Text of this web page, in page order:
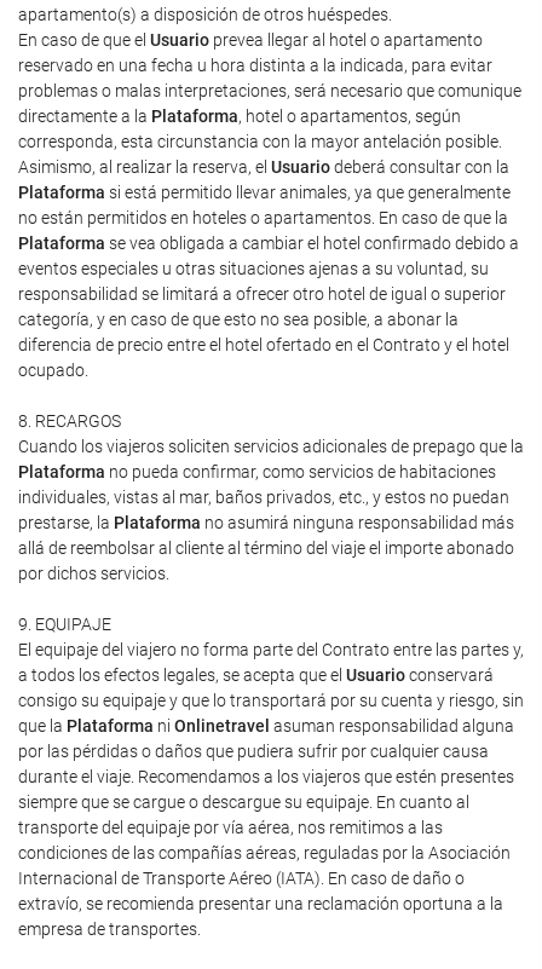
apartamento(s) a disposición de otros huéspedes.
En caso de que el Usuario prevea llegar al hotel o apartamento
reservado en una fecha u hora distinta a la indicada, para evitar
problemas o malas interpretaciones, será necesario que comunique
directamente a la Plataforma, hotel o apartamentos, según
corresponda, esta circunstancia con la mayor antelación posible.
Asimismo, al realizar la reserva, el Usuariodeberá consultar con la
Plataforma si está permitido llevar animales, ya que generalmente
no están permitidos en hoteles o apartamentos. En caso de que la
Plataforma se vea obligada a cambiar el hotel confirmado debido a
eventos especiales u otras situaciones ajenas a su voluntad, su
responsabilidad se limitará a ofrecer otro hotel de igual o superior
categoría, y en caso de que esto no sea posible, a abonar la
diferencia de precio entre el hotel ofertado en el Contrato y el hotel
ocupado.
8. RECARGOS
Cuando los viajeros soliciten servicios adicionales de prepago que la
Plataforma no pueda confirmar, como servicios de habitaciones
individuales, vistas al mar, baños privados, etc., y estos no puedan
prestarse, la Plataforma no asumirá ninguna responsabilidad más
allá de reembolsar al cliente al término del viaje el importe abonado
por dichos servicios.
9. EQUIPAJE
El equipaje del viajero no forma parte del Contrato entre las partes y,
a todos los efectos legales, se acepta que el Usuarioconservará
consigo su equipaje y que lo transportará por su cuenta y riesgo, sin
que la Plataforma ni Onlinetravel asuman responsabilidad alguna
por las pérdidas o daños que pudiera sufrir por cualquier causa
durante el viaje. Recomendamos a los viajeros que estén presentes
siempre que se cargue o descargue su equipaje. En cuanto al
transporte del equipaje por vía aérea, nos remitimos a las
condiciones de las compañías aéreas, reguladas por la Asociación
Internacional de Transporte Aéreo (IATA). En caso de daño o
extravío, se recomienda presentar una reclamación oportuna a la
empresa de transportes.